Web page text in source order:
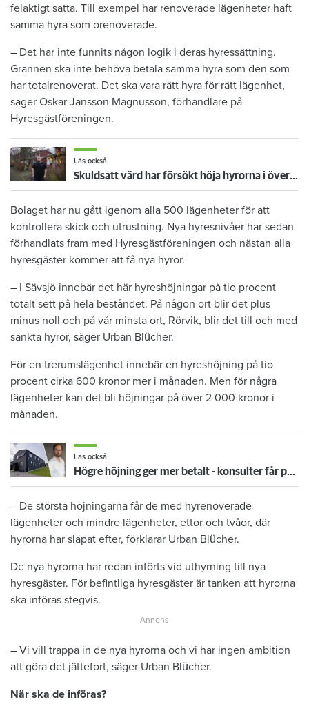
felaktigt satta. Till exempel har renoverade lägenheter haft
samma hyra som orenoverade.
– Det har inte funnits någon logik i deras hyressättning.
Grannen ska inte behöva betala samma hyra som den som
har totalrenoverat. Det ska vara rätt hyra för rätt lägenhet,
säger Oskar Jansson Magnusson, förhandlare på
Hyresgästföreningen.
Läs också
Skuldsatt värd har försökt höja hyrorna i över två år – måste nu börja om
Bolaget har nu gått igenom alla 500 lägenheter för att
kontrollera skick och utrustning. Nya hyresnivåer har sedan
förhandlats fram med Hyresgästföreningen och nästan alla
hyresgäster kommer att få nya hyror.
– I Sävsjö innebär det här hyreshöjningar på tio procent
totalt sett på hela beståndet. På någon ort blir det plus
minus noll och på vår minsta ort, Rörvik, blir det till och med
sänkta hyror, säger Urban Blücher.
För en trerumslägenhet innebär en hyreshöjning på tio
procent cirka 600 kronor mer i månaden. Men för några
lägenheter kan det bli höjningar på över 2 000 kronor i
månaden.
Läs också
Högre höjning ger mer betalt - konsulter får provision för att höja hyrorna
– De största höjningarna får de med nyrenoverade
lägenheter och mindre lägenheter, ettor och tvåor, där
hyrorna har släpat efter, förklarar Urban Blücher.
De nya hyrorna har redan införts vid uthyrning till nya
hyresgäster. För befintliga hyresgäster är tanken att hyrorna
ska införas stegvis.
– Vi vill trappa in de nya hyrorna och vi har ingen ambition
att göra det jättefort, säger Urban Blücher.
När ska de införas?